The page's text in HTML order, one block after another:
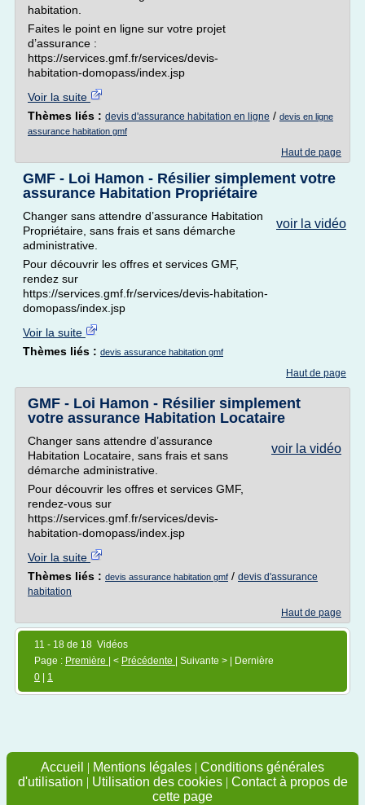
habitation.
Faites le point en ligne sur votre projet
d’assurance :
https://services.gmf.fr/services/devis-
habitation-domopass/index.jsp
Voir la suite
Thèmes liés : devis d'assurance habitation en ligne / devis en ligne
assurance habitation gmf
Haut de page
GMF - Loi Hamon - Résilier simplement votre
assurance Habitation Propriétaire
voir la vidéo
Changer sans attendre d’assurance Habitation
Propriétaire, sans frais et sans démarche
administrative.
Pour découvrir les offres et services GMF,
rendez sur
https://services.gmf.fr/services/devis-habitation-
domopass/index.jsp
Voir la suite
Thèmes liés : devis assurance habitation gmf
Haut de page
GMF - Loi Hamon - Résilier simplement
votre assurance Habitation Locataire
voir la vidéo
Changer sans attendre d’assurance
Habitation Locataire, sans frais et sans
démarche administrative.
Pour découvrir les offres et services GMF,
rendez-vous sur
https://services.gmf.fr/services/devis-
habitation-domopass/index.jsp
Voir la suite
Thèmes liés : devis assurance habitation gmf / devis d'assurance
habitation
Haut de page
11 - 18 de 18 Vidéos
Page : Première | < Précédente
| Suivante > | Dernière
0
1
Accueil | Mentions légales | Conditions générales
d'utilisation | Utilisation des cookies| Contact à propos de
cette page